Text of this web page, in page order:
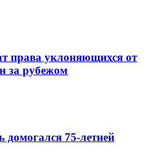
права уклоняющихся от
за рубежом
75-летней